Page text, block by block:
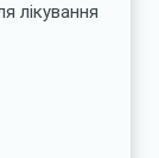
лікування